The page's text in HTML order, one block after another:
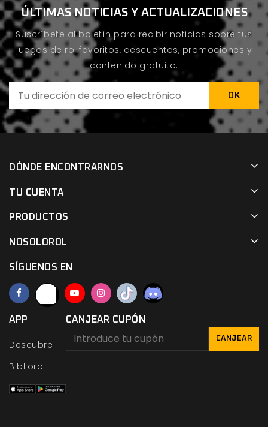
ÚLTIMAS NOTICIAS Y ACTUALIZACIONES
Suscríbete al boletín para recibir noticias sobre tus
juegos de rol favoritos, descuentos, promociones y
contenido gratuito.
DÓNDE ENCONTRARNOS
TU CUENTA
PRODUCTOS
NOSOLOROL
SÍGUENOS EN
APP
Descubre
Bibliorol
CANJEAR CUPÓN
CANJEAR